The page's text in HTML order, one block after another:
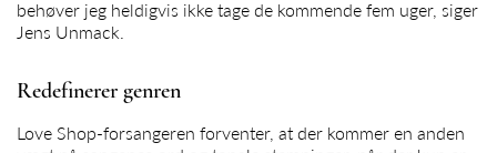
behøver jeg heldigvis ikke tage de kommende fem uger, siger
Jens Unmack
Redefinerer genren
Love Shop-forsangeren forventer, at der kommer en anden